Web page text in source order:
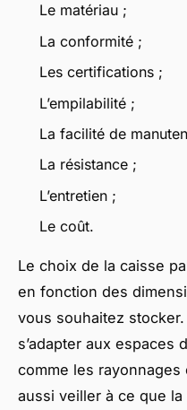
Le matériau ;
La conformité ;
Les certifications ;
L’empilabilité ;
La facilité de
La résistance ;
L’entretien ;
Le coût.
Le choix de la caisse
en fonction des
vous souhaitez
s’adapter aux espaces
comme les
aussi veiller à ce que